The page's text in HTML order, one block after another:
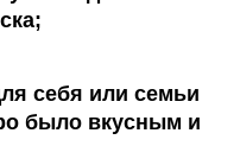
себя или семьи
было вкусным и